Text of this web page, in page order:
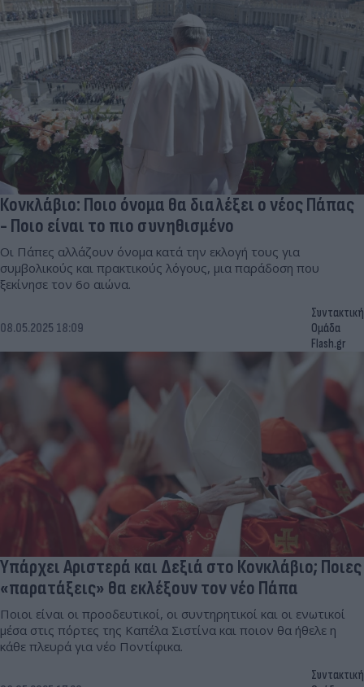
Κονκλάβιο: Ποιο όνομα θα διαλέξει ο νέος Πάπας
- Ποιο είναι το πιο συνηθισμένο
Οι Πάπες αλλάζουν όνομα κατά την εκλογή τους για
συμβολικούς και πρακτικούς λόγους, μια παράδοση που
ξεκίνησε τον 6ο αιώνα.
08.05.2025 18:09
Συντακτική
Ομάδα
Flash.gr
Υπάρχει Αριστερά και Δεξιά στο Κονκλάβιο; Ποιες
«παρατάξεις» θα εκλέξουν τον νέο Πάπα
Ποιοι είναι οι προοδευτικοί, οι συντηρητικοί και οι ενωτικοί
μέσα στις πόρτες της Καπέλα Σιστίνα και ποιον θα ήθελε η
κάθε πλευρά για νέο Ποντίφικα.
Συντακτική